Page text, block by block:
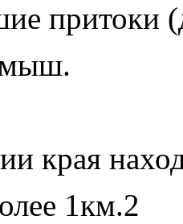
притоки
края
1км.2